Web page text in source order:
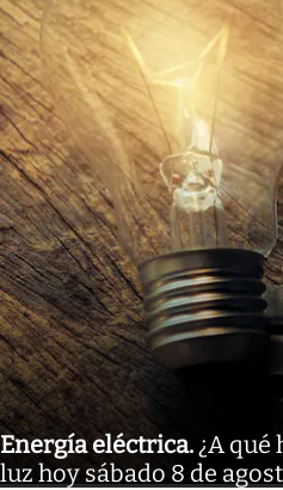
Energía eléctrica. ¿A qué
luz hoy sábado 8 de